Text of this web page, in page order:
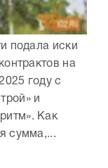
подала иски
на
году с
и
Как
сумма,...